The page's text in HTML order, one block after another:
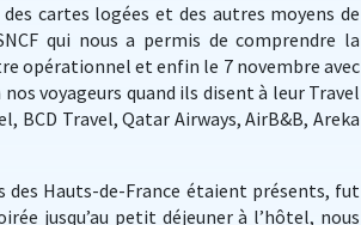
cartes logées et des autres moyens de
qui nous a permis de comprendre la
opérationnel et enfin le 7 novembre avec
voyageurs quand ils disent à leur Travel
BCD Travel, Qatar Airways, AirB&B, Areka
des Hauts-de-France étaient présents, fut
jusqu’au petit déjeuner à l’hôtel, nous